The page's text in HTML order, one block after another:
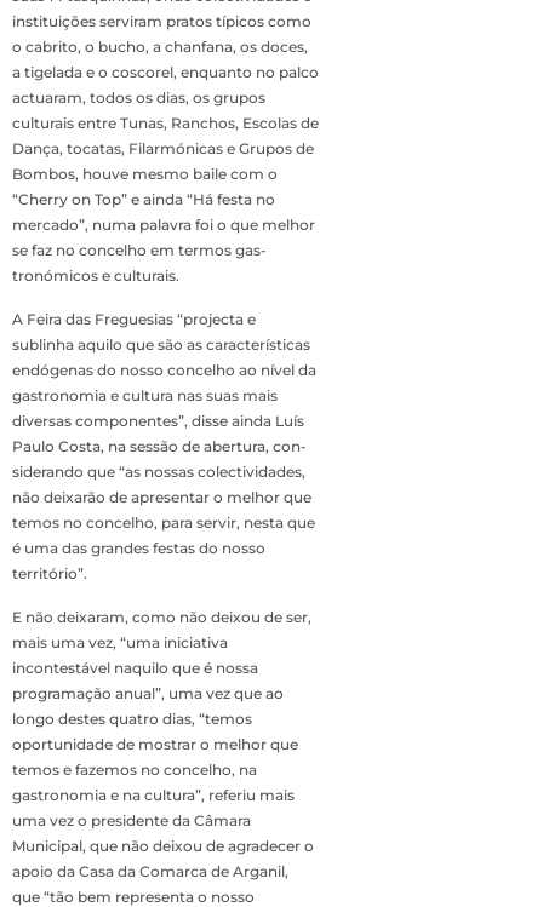
in­stituições serviram pratos típicos como
o cabrito, o bucho, a chanfana, os do­ces,
a tigelada e o cosco­rel, enquanto no palco
actuaram, todos os dias, os grupos
culturais entre Tunas, Ranchos, Escolas de
Dança, tocatas, Fi­larmónicas e Grupos de
Bombos, houve mesmo baile com o
“Cherry on Top” e ainda “Há festa no
mercado”, numa palavra foi o que melhor
se faz no concelho em termos gas­
tronómicos e culturais.
A Feira das Fregue­sias “projecta e
sublinha aquilo que são as carac­terísticas
endógenas do nosso concelho ao nível da
gastronomia e cultura nas suas mais
diversas componentes”, disse ain­da Luís
Paulo Costa, na sessão de abertura, con­
siderando que “as nossas colectividades,
não dei­xarão de apresentar o me­lhor que
temos no concel­ho, para servir, nesta que
é uma das grandes festas do nosso
território”.
E não deixaram, como não deixou de ser,
mais uma vez, “uma iniciati­va
incontestável naquilo que é nossa
programação anual”, uma vez que ao
longo destes quatro dias, “temos
oportunidade de mostrar o melhor que
temos e fazemos no con­celho, na
gastronomia e na cultura”, referiu mais
uma vez o presidente da Câmara
Municipal, que não deixou de agrade­cer o
apoio da Casa da Comarca de Arganil,
que “tão bem representa o nosso